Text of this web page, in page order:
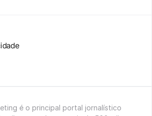
é o principal portal jornalístico